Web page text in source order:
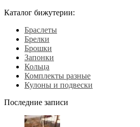
Каталог бижутерии:
Браслеты
Брелки
Брошки
Запонки
Кольца
Комплекты разные
Кулоны и подвески
Последние записи